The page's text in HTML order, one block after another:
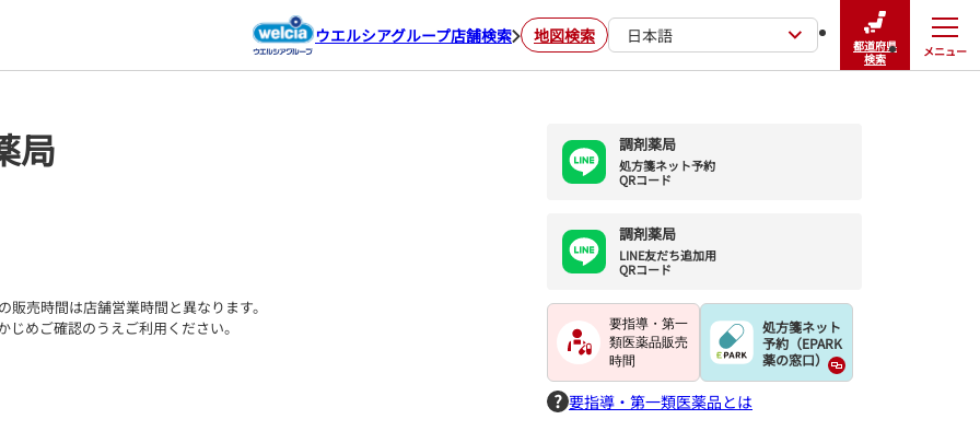
ウエルシアグループ店舗検索 地図検索 日本語
都道府県
検索
メニュー
閉じる
局
売時間は店舗営業時間と異なります。
めご確認のうえご利用ください。
調剤薬局
処方箋ネット予約
QRコード
調剤薬局
LINE友だち追加用
QRコード
要指導・第一
類医薬品販売
時間
処方箋ネット
予約（EPARK
薬の窓口）
要指導・第一類医薬品とは